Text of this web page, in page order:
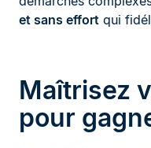
et sans effort qui
Maîtrisez
pour